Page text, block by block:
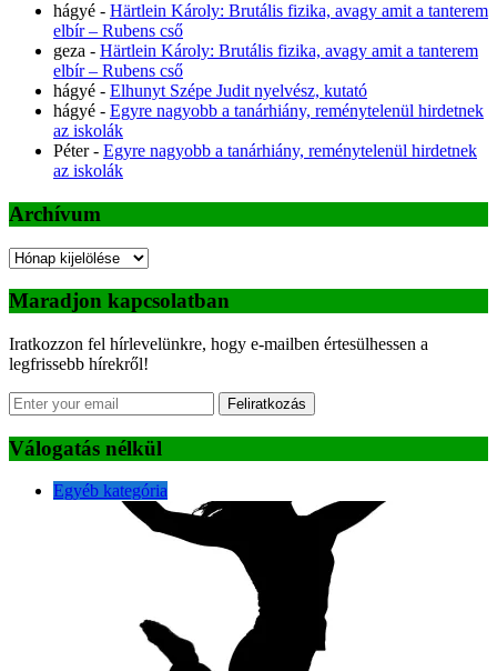
hágyé - Härtlein Károly: Brutális fizika, avagy amit a tanterem
elbír – Rubens cső
geza - Härtlein Károly: Brutális fizika, avagy amit a tanterem
elbír – Rubens cső
hágyé - Elhunyt Szépe Judit nyelvész, kutató
hágyé - Egyre nagyobb a tanárhiány, reménytelenül hirdetnek
az iskolák
Péter- Egyre nagyobb a tanárhiány, reménytelenül hirdetnek
az iskolák
Archívum
Archívum
Maradjon kapcsolatban
Iratkozzon fel hírlevelünkre, hogy e-mailben értesülhessen a
legfrissebb hírekről!
Feliratkozás
Válogatás nélkül
Egyéb kategória